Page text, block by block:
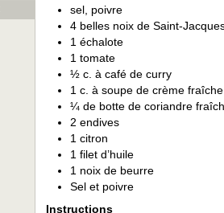
sel, poivre
4 belles noix de Saint-
1 échalote
1 tomate
½ c. à café de curry
1 c. à soupe de crème fraîche
¼ de botte de coriandre
2 endives
1 citron
1 filet d’huile
1 noix de beurre
Sel et poivre
Instructions